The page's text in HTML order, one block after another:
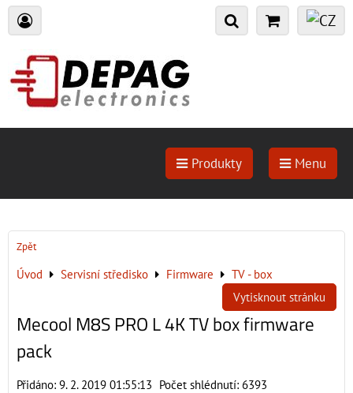
Produkty Menu
Zpět
Úvod Servisní středisko Firmware
TV - box
Vytisknout stránku
Mecool M8S PRO L 4K TV box firmware
pack
Přidáno: 9. 2. 2019 01:55:13 Počet shlédnutí: 6393